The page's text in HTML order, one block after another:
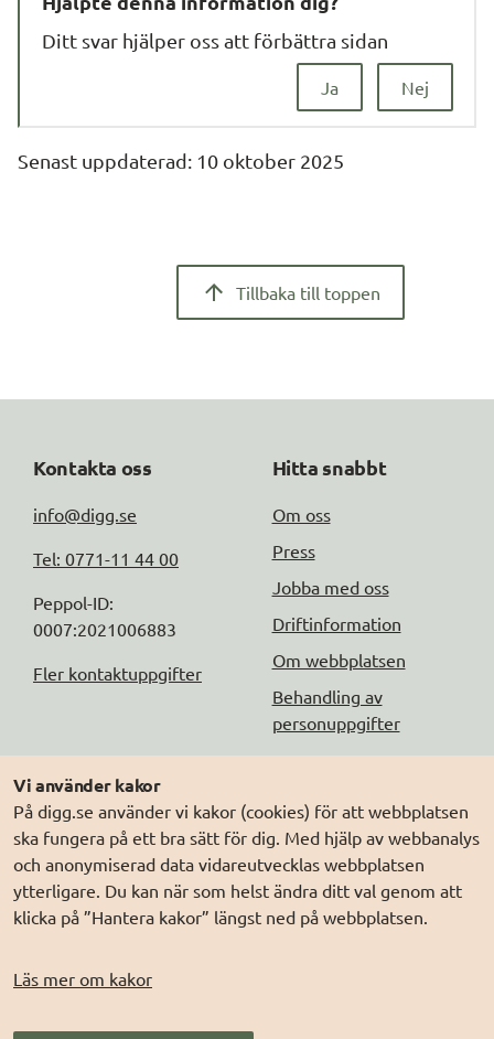
Vi använder kakor
På digg.se använder vi kakor (cookies) för att webbplatsen
ska fungera på ett bra sätt för dig. Med hjälp av webbanalys
och anonymiserad data vidareutvecklas webbplatsen
ytterligare. Du kan när som helst ändra ditt val genom att
klicka på ”Hantera kakor” längst ned på webbplatsen.
Läs mer om kakor
Nej
Ja
Ditt svar hjälper oss att förbättra sidan
Senast uppdaterad: 10 oktober 2025
Tillbaka till toppen
Kontakta oss
info@digg.se
Tel: 0771-11 44 00
Peppol-ID:
0007:2021006883
Fler kontaktuppgifter
Hitta snabbt
Om oss
Press
Jobba med oss
Driftinformation
Om webbplatsen
Behandling av
personuppgifter
Följ oss
DIGG på
Prenumerera på nyheter
DIGG på
LinkedIn
DIGG på
PressMachine
DIGG på
Digg play
Elegitimation.se
Min myndighetspost
Sveriges dataportal
Sweden Connect